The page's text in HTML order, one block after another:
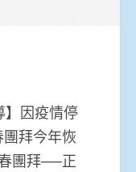
】因疫情停
拜今年恢
團拜──正